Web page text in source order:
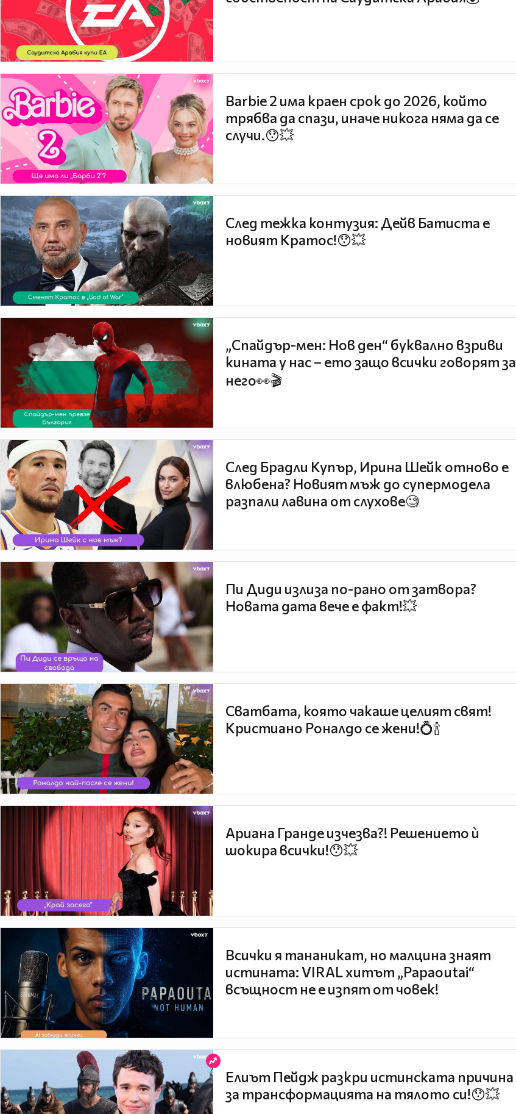
Barbie 2 има краен срок до 2026, който
трябва да спази, иначе никога няма да се
случи.😯💥
След тежка контузия: Дейв Батиста е
новият Кратос!😯💥
„Спайдър-мен: Нов ден“ буквално взриви
кината у нас – ето защо всички говорят за
него👀🎬
След Брадли Купър, Ирина Шейк отново е
влюбена? Новият мъж до супермодела
разпали лавина от слухове🧐
Пи Диди излиза по-рано от затвора?
Новата дата вече е факт!💥
Сватбата, която чакаше целият свят!
Кристиано Роналдо се жени!💍🍾
Ариана Гранде изчезва?! Решението ѝ
шокира всички!😯💥
Всички я тананикат, но малцина знаят
истината: VIRAL хитът „Papaoutai“
всъщност не е изпят от човек!
Елиът Пейдж разкри истинската причина
за трансформацията на тялото си!😯💥